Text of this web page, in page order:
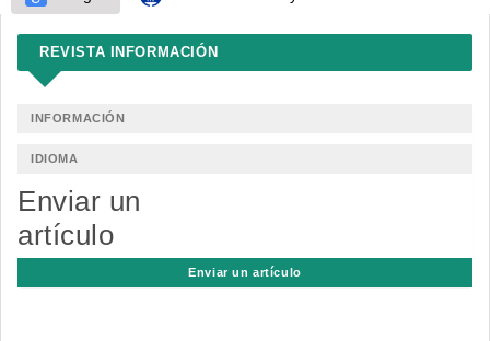
REVISTA INFORMACIÓN
INFORMACIÓN
IDIOMA
Enviar un
artículo
Enviar un artículo